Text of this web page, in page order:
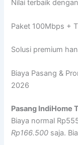
Nilai terbaik
Paket 100Mbps +
Solusi premium
Biaya Pasang &
2026
Pasang IndiHome
Biaya normal
Rp166.500 saja.